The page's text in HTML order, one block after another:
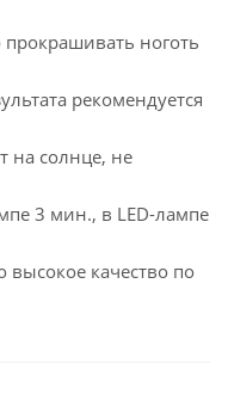
прокрашивать ноготь
рекомендуется
на солнце, не
3 мин., в LED-лампе
высокое качество по